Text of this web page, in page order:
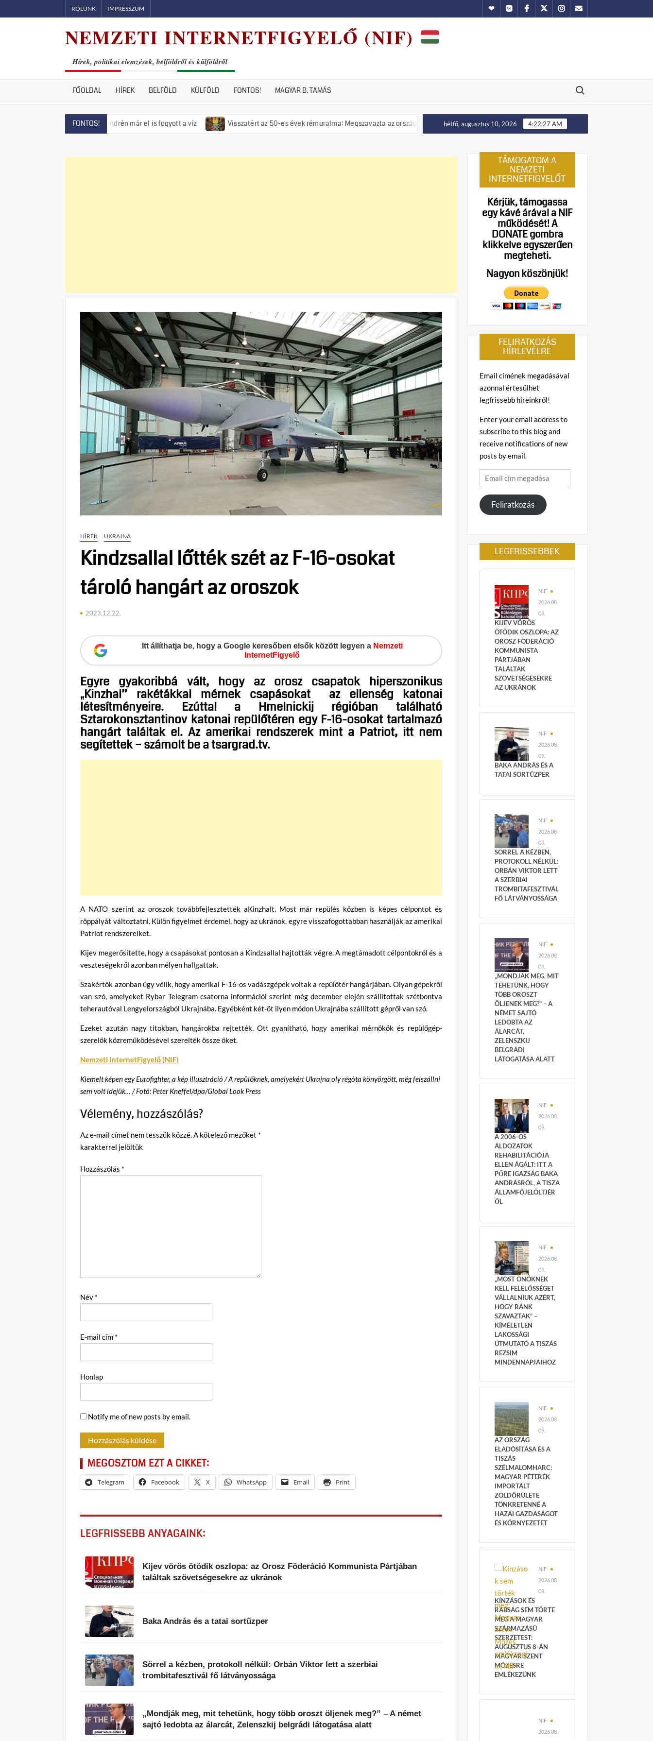
to
RÓLUNK IMPRESSZUM HundubVkontakte
Facebook
TwitterInstagram
Email
NEMZETI INTERNETFIGYELŐ (NIF)
Hírek, politikai elemzések, belföldről és külföldről
FŐOLDAL HÍREK BELFÖLD KÜLFÖLD FONTOS! MAGYAR B. TAMÁS
Search for:
FONTOS!
fenyeget, Szentendrén már el is fogyott a víz Visszatért az 50-es évek rémuralma: Megszavazta az országgyűlés a tiszás ÁVH felállítását! Putyin: Ukrajna nyugati területei előbb-utóbb
hétfő, augusztus 10, 2026 4:22:28 AM
HÍREK UKRAJNA
Kindzsallal lőtték szét az F-16-osokat
tároló hangárt az oroszok
2023.12.22.
Itt állíthatja be, hogy a Google keresőben elsők között legyen a Nemzeti
InternetFigyelő
Egyre gyakoribbá vált, hogy az orosz csapatok hiperszonikus
„Kinzhal” rakétákkal mérnek csapásokat az ellenség katonai
létesítményeire. Ezúttal a Hmelnickij régióban található
Sztarokonsztantinov katonai repülőtéren egy F-16-osokat tartalmazó
hangárt találtak el. Az amerikai rendszerek mint a Patriot, itt nem
segítettek – számolt be a tsargrad.tv.
A NATO szerint az oroszok továbbfejlesztették aKinzhalt. Most már repülés közben is képes célpontot és
röppályát változtatni. Külön figyelmet érdemel, hogy az ukránok, egyre visszafogottabban használják az amerikai
Patriot rendszereiket.
Kijev megerősítette, hogy a csapásokat pontosan a Kindzsallal hajtották végre. A megtámadott célpontokról és a
veszteségekről azonban mélyen hallgattak.
Szakértők azonban úgy vélik, hogy amerikai F-16-os vadászgépek voltak a repülőtér hangárjában. Olyan gépekről
van szó, amelyeket Rybar Telegram csatorna információi szerint még december elején szállítottak szétbontva
teherautóval Lengyelországból Ukrajnába. Egyébként két-öt ilyen módon Ukrajnába szállított gépről van szó.
Ezeket azután nagy titokban, hangárokba rejtették. Ott gyanítható, hogy amerikai mérnökök és repülőgép-
szerelők közreműködésével szerelték össze őket.
Nemzeti InternetFigyelő (NIF)
Kiemelt képen egy Eurofighter, a kép illusztráció / A repülőknek, amelyekért Ukrajna oly régóta könyörgött, még felszállni
sem volt idejük… / Fotó: Peter Kneffel/dpa/Global Look Press
Vélemény, hozzászólás?
Az e-mail címet nem tesszük közzé. A kötelező mezőket *
karakterrel jelöltük
Hozzászólás *
Név *
E-mail cím *
Honlap
Notify me of new posts by email.
MEGOSZTOM EZT A CIKKET:
Telegram Facebook X WhatsApp Email Print
LEGFRISSEBB ANYAGAINK:
Kijev vörös ötödik oszlopa: az Orosz Föderáció Kommunista Pártjában
találtak szövetségesekre az ukránok
Baka András és a tatai sortűzper
Sörrel a kézben, protokoll nélkül: Orbán Viktor lett a szerbiai
trombitafesztivál fő látványossága
„Mondják meg, mit tehetünk, hogy több oroszt öljenek meg?” – A német
sajtó ledobta az álarcát, Zelenszkij belgrádi látogatása alatt
TÁMOGATOM A
NEMZETI
INTERNETFIGYELŐT
Kérjük, támogassa
egy kávé árával a NIF
működését!A
DONATE gombra
klikkelve egyszerűen
megteheti.
Nagyon köszönjük!
FELIRATKOZÁS
HÍRLEVÉLRE
Email címének megadásával
azonnal értesülhet
legfrissebb híreinkről!
Enter your email address to
subscribe to this blog and
receive notifications of new
posts by email.
Email
cím
megadása
Feliratkozás
LEGFRISSEBBEK
NIF
2026.08.
09.
KIJEV VÖRÖS
ÖTÖDIK OSZLOPA: AZ
OROSZ FÖDERÁCIÓ
KOMMUNISTA
PÁRTJÁBAN
TALÁLTAK
SZÖVETSÉGESEKRE
AZ UKRÁNOK
NIF
2026.08.
09.
BAKA ANDRÁS ÉS A
TATAI SORTŰZPER
NIF
2026.08.
09.
SÖRREL A KÉZBEN,
PROTOKOLL NÉLKÜL:
ORBÁN VIKTOR LETT
A SZERBIAI
TROMBITAFESZTIVÁL
FŐ LÁTVÁNYOSSÁGA
NIF
2026.08.
09.
„MONDJÁK MEG, MIT
TEHETÜNK, HOGY
TÖBB OROSZT
ÖLJENEK MEG?” – A
NÉMET SAJTÓ
LEDOBTA AZ
ÁLARCÁT,
ZELENSZKIJ
BELGRÁDI
LÁTOGATÁSA ALATT
NIF
2026.08.
09.
A 2006-OS
ÁLDOZATOK
REHABILITÁCIÓJA
ELLEN ÁGÁLT: ITT A
PŐRE IGAZSÁG BAKA
ANDRÁSRÓL, A TISZA
ÁLLAMFŐJELÖLTJÉR
ŐL
NIF
2026.08.
09.
„MOST ÖNÖKNEK
KELL FELELŐSSÉGET
VÁLLALNIUK AZÉRT,
HOGY RÁNK
SZAVAZTAK” –
KÍMÉLETLEN
LAKOSSÁGI
ÚTMUTATÓ A TISZÁS
REZSIM
MINDENNAPJAIHOZ
NIF
2026.08.
09.
AZ ORSZÁG
ELADÓSÍTÁSA ÉS A
TISZÁS
SZÉLMALOMHARC:
MAGYAR PÉTERÉK
IMPORTÁLT
ZÖLDŐRÜLETE
TÖNKRETENNÉ A
HAZAI GAZDASÁGOT
ÉS KÖRNYEZETET
NIF
2026.08.
08.
KÍNZÁSOK ÉS
RABSÁG SEM TÖRTE
MEG A MAGYAR
SZÁRMAZÁSÚ
SZERZETEST:
AUGUSZTUS 8-ÁN
MAGYAR SZENT
MÓZESRE
EMLÉKEZÜNK
NIF
2026.08.